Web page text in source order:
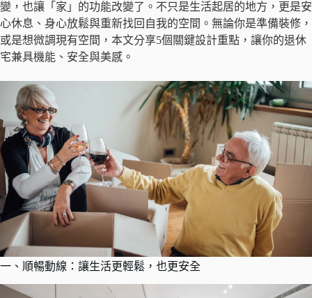
變，也讓「家」的功能改變了。不只是生活起居的地方，更是安
心休息、身心放鬆與重新找回自我的空間。無論你是準備裝修，
或是想微調現有空間，本文分享5個關鍵設計重點，讓你的退休
宅兼具機能、安全與美感。
一、順暢動線：讓生活更輕鬆，也更安全